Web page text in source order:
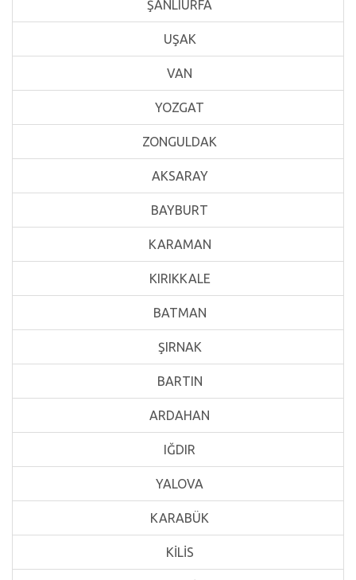
ŞANLIURFA
UŞAK
VAN
YOZGAT
ZONGULDAK
AKSARAY
BAYBURT
KARAMAN
KIRIKKALE
BATMAN
ŞIRNAK
BARTIN
ARDAHAN
IĞDIR
YALOVA
KARABÜK
KİLİS